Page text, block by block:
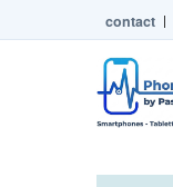
contact